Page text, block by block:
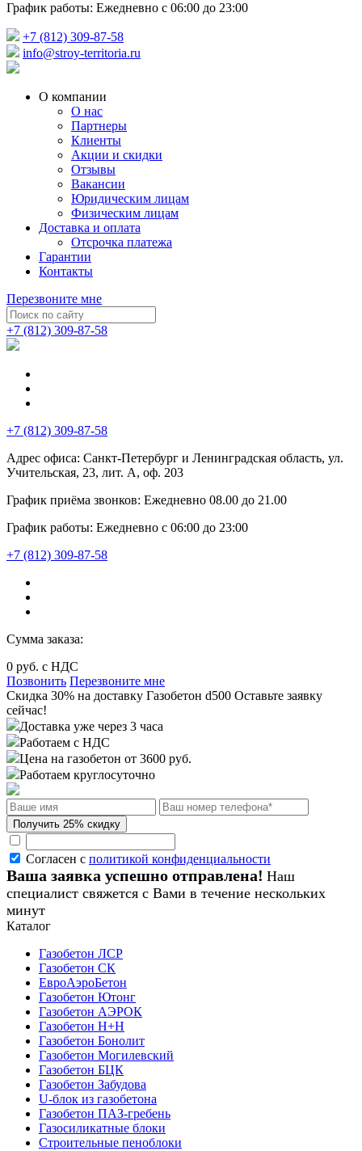
График работы: Ежедневно с 06:00 до 23:00
+7 (812) 309-87-58
info@stroy-territoria.ru
О компании
О нас
Партнеры
Клиенты
Акции и скидки
Отзывы
Вакансии
Юридическим лицам
Физическим лицам
Доставка и оплата
Отсрочка платежа
Гарантии
Контакты
Перезвоните мне
+7 (812) 309-87-58
+7 (812) 309-87-58
Адрес офиса: Санкт-Петербург и Ленинградская область, ул.
Учительская, 23, лит. А, оф. 203
График приёма звонков: Ежедневно 08.00 до 21.00
График работы: Ежедневно с 06:00 до 23:00
+7 (812) 309-87-58
Сумма заказа:
0 руб. с НДС
Позвонить Перезвоните мне
Cкидка 30% на доставку Газобетон d500 Оставьте заявку
сейчас!
Доставка уже через 3 часа
Работаем с НДС
Цена на газобетон от 3600 руб.
Работаем круглосуточно
Согласен с политикой конфиденциальности
Ваша заявка успешно отправлена! Наш
специалист свяжется с Вами в течение нескольких
минут
Каталог
Газобетон ЛСР
Газобетон СК
ЕвроАэроБетон
Газобетон Ютонг
Газобетон АЭРОК
Газобетон H+H
Газобетон Бонолит
Газобетон Могилевский
Газобетон БЦК
Газобетон Забудова
U-блок из газобетона
Газобетон ПАЗ-гребень
Газосиликатные блоки
Строительные пеноблоки